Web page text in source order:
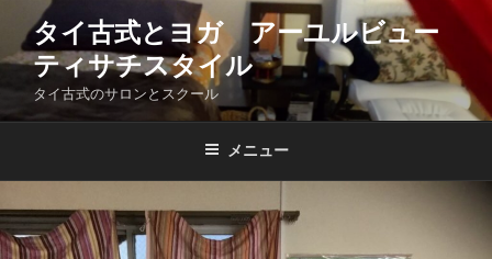
テ
ツ
ッ
プ
タイ古式とヨガ アーユルビュー
ティサチスタイル
タイ古式のサロンとスクール
メニュー